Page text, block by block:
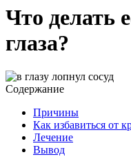
Что делать
глаза?
Содержание
Причины
Как избавиться от
Лечение
Вывод